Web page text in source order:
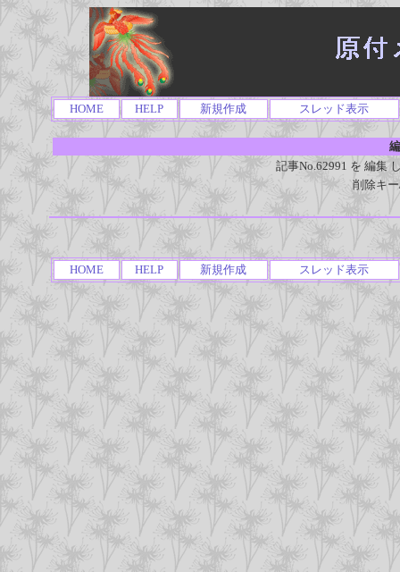
HOME HELP 新規作成 スレッド表示
記事No.62991 を 編集
削除キ
HOME HELP 新規作成 スレッド表示